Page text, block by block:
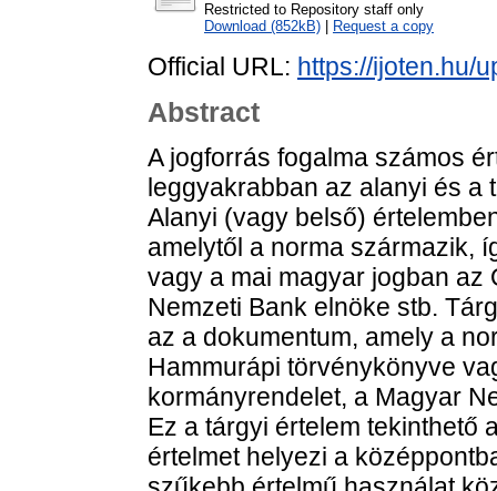
Restricted to Repository staff only
Download (852kB)
Request a copy
Official URL: https://ijoten.hu/
Abstract
A jogforrás fogalma számos
leggyakrabban az alanyi és a
Alanyi (vagy belső)
amelytől a norma származik,
vagy a mai magyar jogban az
Nemzeti Bank elnöke stb.
az a dokumentum, amely a
Hammurápi törvénykönyve
kormányrendelet, a Magyar
Ez a tárgyi értelem tekinthető
értelmet helyezi a